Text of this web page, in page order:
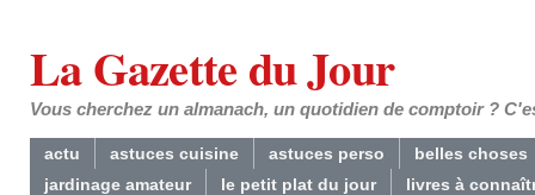
La Gazette du Jour
Vous cherchez un almanach, un quotidien de comptoir ?
actu astuces cuisine astuces perso
belles choses
jardinage amateur
le petit plat du jour
livres à